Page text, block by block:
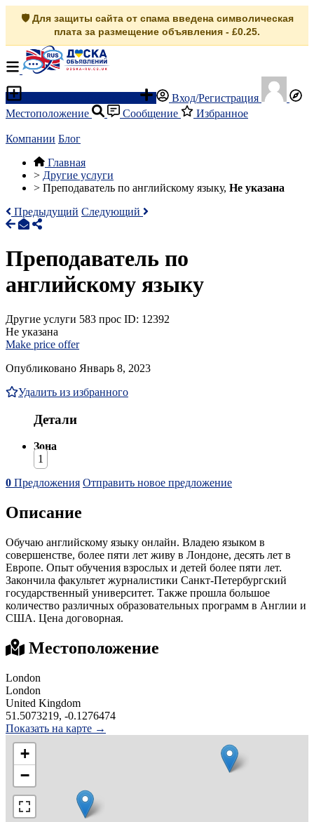
🛡️ Для защиты сайта от спама введена символическая
плата за размещение объявления - £0.25.
Вход/Регистрация
Местоположение
Сообщение Избранное
Компании Блог
Главная
> Другие услуги
> Преподаватель по английскому языку, Не указана
Предыдущий Следующий
Преподаватель по
английскому языку
Другие услуги 583 прос ID: 12392
Не указана
Make price offer
Опубликовано Январь 8, 2023
Удалить из избранного
Детали
Зона
1
0 Предложения Отправить новое предложение
Описание
Обучаю английскому языку онлайн. Владею языком в
совершенстве, более пяти лет живу в Лондоне, десять лет в
Европе. Опыт обучения взрослых и детей более пяти лет.
Закончила факультет журналистики Санкт-Петербургский
государственный университет. Также прошла большое
количество различных образовательных программ в Англии и
США. Цена договорная.
Местоположение
London
London
United Kingdom
51.5073219, -0.1276474
Показать на карте →
+
−